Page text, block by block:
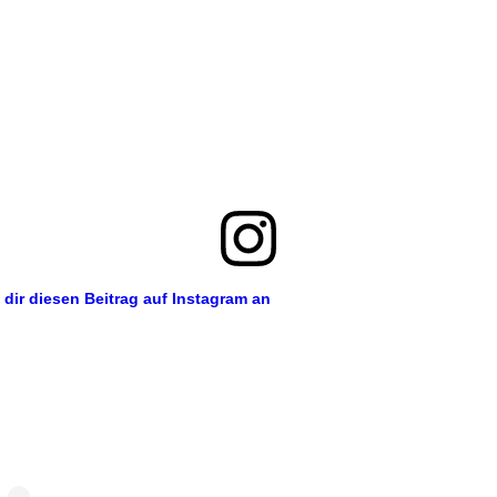
dir diesen Beitrag auf Instagram an